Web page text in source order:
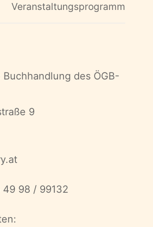
Veranstaltungsprogramm
Buchhandlung des ÖGB-
9
98 / 99132